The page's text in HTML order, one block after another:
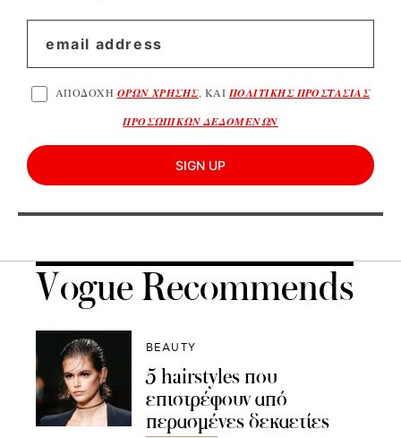
ΑΠΟΔΟΧΗ ΟΡΩΝ ΧΡΗΣΗΣ, ΚΑΙ ΠΟΛΙΤΙΚΗΣ ΠΡΟΣΤΑΣΙΑΣ
ΠΡΟΣΩΠΙΚΩΝ ΔΕΔΟΜΕΝΩΝ
SIGN UP
Vogue Recommends
BEAUTY
5 hairstyles που
επιστρέφουν από
περασμένες δεκαετίες